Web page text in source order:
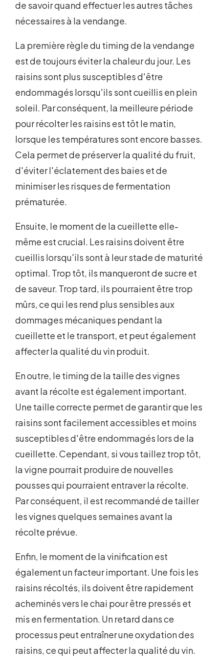
de savoir quand effectuer les autres tâches
nécessaires à la vendange.
La première règle du timing de la vendange
est de toujours éviter la chaleur du jour. Les
raisins sont plus susceptibles d'être
endommagés lorsqu'ils sont cueillis en plein
soleil. Par conséquent, la meilleure période
pour récolter les raisins est tôt le matin,
lorsque les températures sont encore basses.
Cela permet de préserver la qualité du fruit,
d'éviter l'éclatement des baies et de
minimiser les risques de fermentation
prématurée.
Ensuite, le moment de la cueillette elle-
même est crucial. Les raisins doivent être
cueillis lorsqu'ils sont à leur stade de maturité
optimal. Trop tôt, ils manqueront de sucre et
de saveur. Trop tard, ils pourraient être trop
mûrs, ce qui les rend plus sensibles aux
dommages mécaniques pendant la
cueillette et le transport, et peut également
affecter la qualité du vin produit.
En outre, le timing de la taille des vignes
avant la récolte est également important.
Une taille correcte permet de garantir que les
raisins sont facilement accessibles et moins
susceptibles d'être endommagés lors de la
cueillette. Cependant, si vous taillez trop tôt,
la vigne pourrait produire de nouvelles
pousses qui pourraient entraver la récolte.
Par conséquent, il est recommandé de tailler
les vignes quelques semaines avant la
récolte prévue.
Enfin, le moment de la vinification est
également un facteur important. Une fois les
raisins récoltés, ils doivent être rapidement
acheminés vers le chai pour être pressés et
mis en fermentation. Un retard dans ce
processus peut entraîner une oxydation des
raisins, ce qui peut affecter la qualité du vin.